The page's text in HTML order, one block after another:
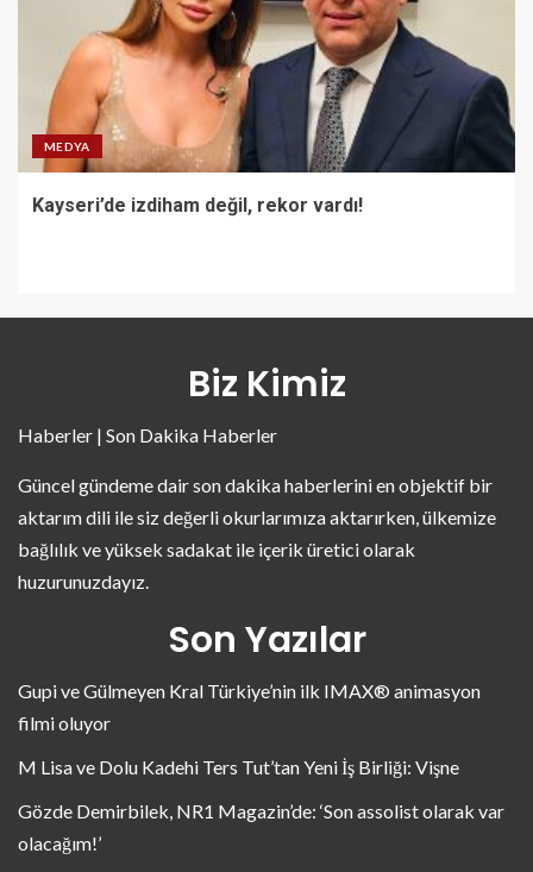
MEDYA
Kayseri’de izdiham değil, rekor vardı!
Biz Kimiz
Haberler | Son Dakika Haberler
Güncel gündeme dair son dakika haberlerini en objektif bir
aktarım dili ile siz değerli okurlarımıza aktarırken, ülkemize
bağlılık ve yüksek sadakat ile içerik üretici olarak
huzurunuzdayız.
Son Yazılar
Gupi ve Gülmeyen Kral Türkiye’nin ilk IMAX® animasyon
filmi oluyor
M Lisa ve Dolu Kadehi Ters Tut’tan Yeni İş Birliği: Vişne
Gözde Demirbilek, NR1 Magazin’de: ‘Son assolist olarak var
olacağım!’